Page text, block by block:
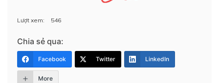
Lượt xem: 546
Chia sẻ qua:
Facebook Twitter LinkedIn
More